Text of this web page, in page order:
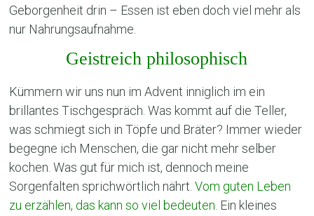
Geborgenheit drin – Essen ist eben doch viel mehr als
nur Nahrungsaufnahme.
Geistreich philosophisch
Kümmern wir uns nun im Advent inniglich im ein
brillantes Tischgespräch. Was kommt auf die Teller,
was schmiegt sich in Töpfe und Bräter? Immer wieder
begegne ich Menschen, die gar nicht mehr selber
kochen. Was gut für mich ist, dennoch meine
Sorgenfalten sprichwörtlich nährt.Vom guten Leben
zu erzählen, das kann so viel bedeuten. Ein kleines